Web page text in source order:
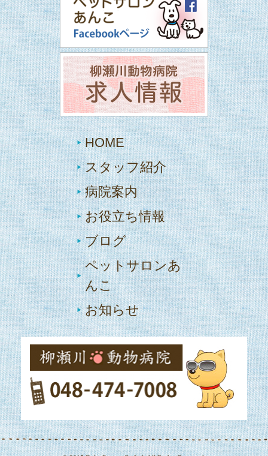
HOME
スタッフ紹介
病院案内
お役立ち情報
ブログ
ペットサロンあ
んこ
お知らせ